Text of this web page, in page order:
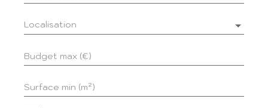
Localisation
Budget max (€)
Surface min (m²)